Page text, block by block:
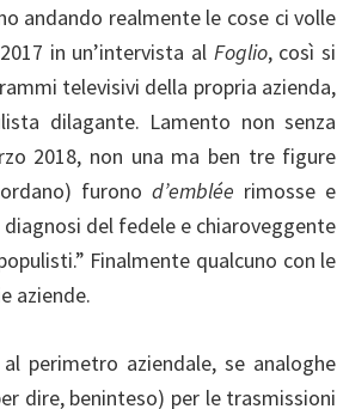
andando realmente le cose ci volle
in un’intervista al Foglio, così si
televisivi della propria azienda,
dilagante. Lamento non senza
2018, non una ma ben tre figure
furono d’emblée rimosse e
del fedele e chiaroveggente
Finalmente qualcuno con le
aziende.
perimetro aziendale, se analoghe
dire, beninteso) per le trasmissioni